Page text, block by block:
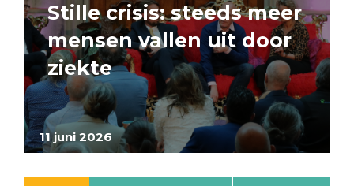
11 juni 2026
Stille crisis: steeds meer
mensen vallen uit door
ziekte